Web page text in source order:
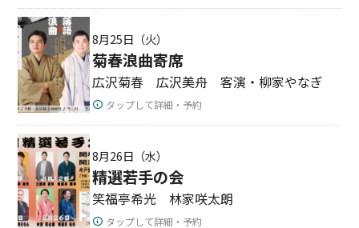
8月25日（火）
菊春浪曲寄席
広沢菊春 広沢美舟 客演・柳家やなぎ
タップして詳細・予約
8月26日（水）
精選若手の会
笑福亭希光 林家咲太朗
タップして詳細・予約